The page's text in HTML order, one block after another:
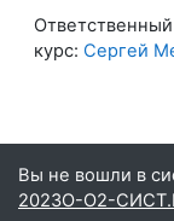
Ответственный
курс: Сергей
Вы не вошли в
2023О-О2-